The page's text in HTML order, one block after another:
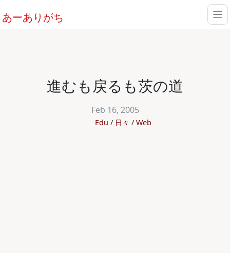
あーありがち
進むも戻るも茨の道
Feb 16, 2005
Edu 日々 Web